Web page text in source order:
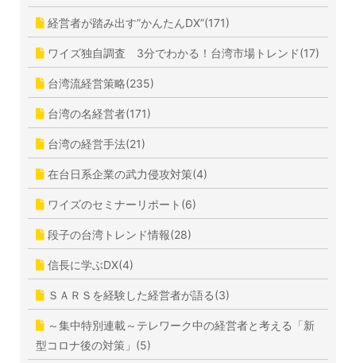
経営者が踏み出す”かんたんDX”(171)
ワイズ独自調査 3分でわかる！台湾市場トレンド(17)
台湾流経営策略(235)
台湾の名経営者(171)
台湾の経営手法(21)
在台日系企業の武力侵攻対策(4)
ワイズのセミナーリポート(6)
段子の台湾トレンド情報(28)
信長に学ぶDX(4)
ＳＡＲＳを経験した経営者が語る(3)
～集中特別連載～テレワーク中の経営者と考える「新
型コロナ後の対策」(5)